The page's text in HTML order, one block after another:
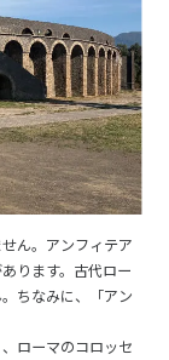
ん。アンフィテア
ります。古代ロー
ちなみに、「アン
ローマのコロッセ